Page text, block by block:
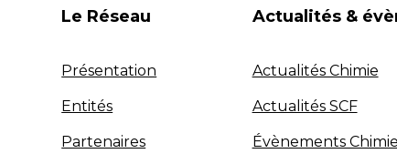
Le Réseau
Présentation
Entités
Partenaires
Actualités &
Actualités Chimie
Actualités SCF
Évènements Chimie